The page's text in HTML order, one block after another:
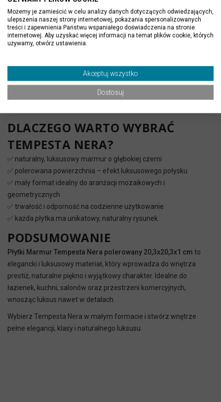
Kuchnie i salony
dekoracyjne wykończenie ścian, blatów lub wysp kuchennych
efektowna podłoga w małych przestrzeniach lub w formie
mozaiki
Przestrzenie reprezentacyjne
recepcje, hotele, butiki premium
eksponowanie luksusowego charakteru marmuru na mniejszych
DLACZEGO WARTO WYBRAĆ
TEMPESTA NERA?
✅ naturalny, luksusowy marmur o głębokiej czerni
✅ polerowana powierzchnia – efekt luksusowego połysku
✅ mały format idealny do aranżacji mozaikowych i
geometrycznych
✅ trwałość i odporność na codzienne użytkowanie
✅ każda płytka ma unikatowy, naturalny rysunek
PODSUMOWANIE
Płytki Marmur Tempesta Nera polerowany 20,3x20,3x1 cm to
elegancki i luksusowy materiał, który wprowadza do wnętrza
prestiż, naturalne piękno i wyjątkowy charakter. Idealne do
łazienek, kuchni, salonów oraz przestrzeni komercyjnych,
wnosząc luksus nawet w detalach.
Wybierz Tempesta Nera w małym formacie i stwórz wnętrze
pełne elegancji, klasy i naturalnego luksusu.
Możemy je zamieścić w celu analizy danych dotyczących odwiedzających,
ulepszenia naszej strony internetowej, pokazania spersonalizowanych
treści i zapewnienia Państwu wspaniałego doświadczenia na stronie
internetowej. Aby uzyskać więcej informacji na temat plików cookie, których
używamy, otwórz ustawienia.
Akceptuj wszystko
Dostosuj